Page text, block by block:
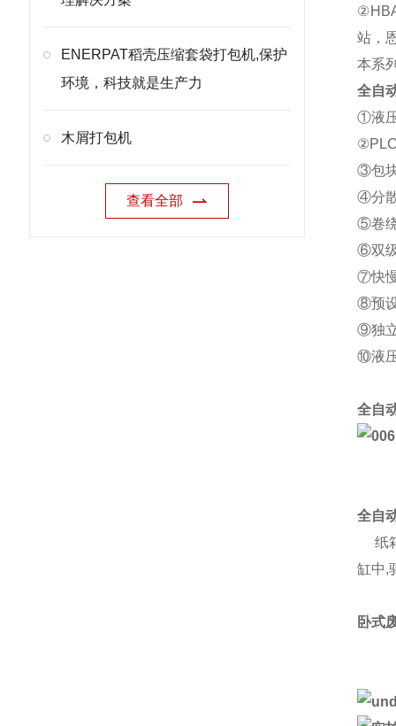
ENERPAT稻壳压缩套袋打包机,保护
环境，科技就是生产力
木屑打包机
查看全部
站，
本系
全自
①液
③包
④分
⑤卷
⑥双
⑦快
⑧预
⑨独
⑩液
全自
全自
纸
缸中,
卧式